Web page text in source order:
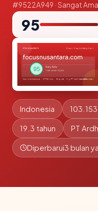
#9522A949 · Sangat
95
Indonesia
19.3 tahun PT
Diperbarui3 bulan